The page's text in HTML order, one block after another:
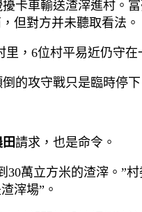
卡車輸送渣滓進村。
但對方并未聽取看法。
，6位村平易近仍守在
的攻守戰只是臨時停下
請求，也是命令。
萬立方米的渣滓。”
滓場”。